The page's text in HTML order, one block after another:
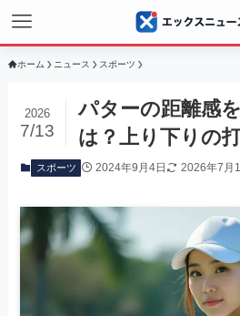
ホーム ニュース スポーツ
パターの距離感
は？上り下りの
2026
7/13
スポーツ 2024年9月4日 2026年7月